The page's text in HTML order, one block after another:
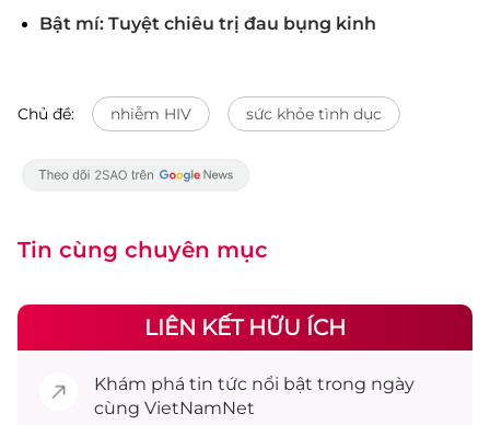
Bật mí: Tuyệt chiêu trị đau bụng kinh
Chủ đề: nhiễm HIV sức khỏe tình dục
Tin cùng chuyên mục
LIÊN KẾT HỮU ÍCH
Khám phá tin tức nổi bật trong ngày
cùng VietNamNet